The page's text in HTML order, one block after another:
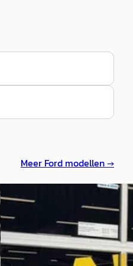
Meer Ford modellen →
1.2 Cool & Sound
€ 1.400